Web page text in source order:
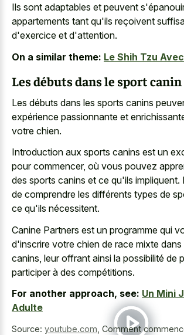
Ils sont adaptables et peuvent
appartements tant qu'ils reçoivent
d'exercice et d'attention.
On a similar theme: Le Shih Tzu
Les débuts dans le sport canin
Les débuts dans les sports canins
expérience passionnante et
votre chien.
Introduction aux sports canins est un
pour commencer, où vous pouvez
des sports canins et ce qu'ils impliquent.
de comprendre les différents types de
ce qu'ils nécessitent.
Canine Partners est un programme qui
d'inscrire votre chien de race mixte
canins , leur offrant ainsi la possibilité de
participer à des compétitions.
For another approach, see: Un Mini
Adulte
Source: youtube.com, Comment